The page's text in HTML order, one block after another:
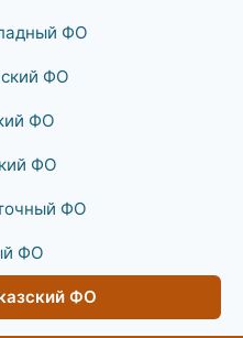
ФО
ФО
ФО
ФО
ФО
ФО
ФО